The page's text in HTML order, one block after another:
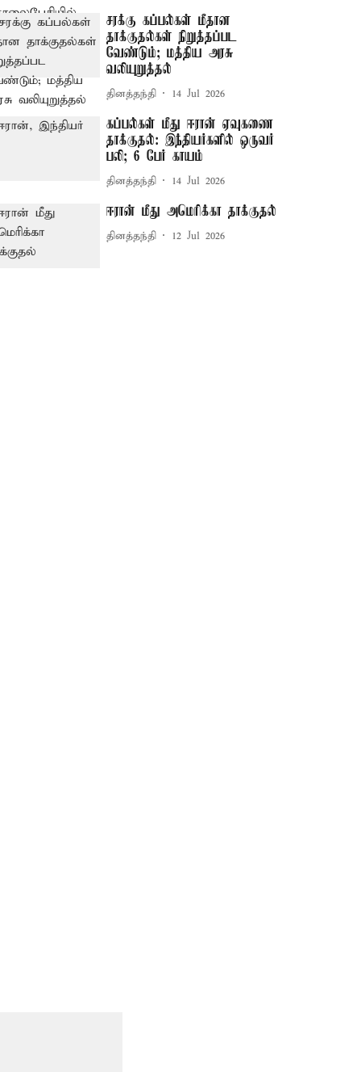
சரக்கு கப்பல்கள் மீதான
தாக்குதல்கள் நிறுத்தப்பட
வேண்டும்; மத்திய அரசு
வலியுறுத்தல்
தினத்தந்தி 14 Jul 2026
கப்பல்கள் மீது ஈரான் ஏவுகணை
தாக்குதல்: இந்தியர்களில் ஒருவர்
பலி; 6 பேர் காயம்
தினத்தந்தி 14 Jul 2026
ஈரான் மீது அமெரிக்கா தாக்குதல்
தினத்தந்தி 12 Jul 2026